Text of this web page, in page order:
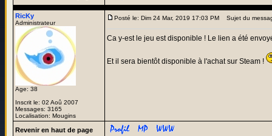
RicKy
Administrateur
Age: 38
Inscrit le: 02 Aoû 2007
Messages: 3165
Localisation: Mougins
Posté le: Dim 24 Mar, 2019 17:03 PM Sujet du
Ca y-est le jeu est disponible ! Le lien a été
Et il sera bientôt disponible à l'achat sur Steam !
Revenir en haut de page